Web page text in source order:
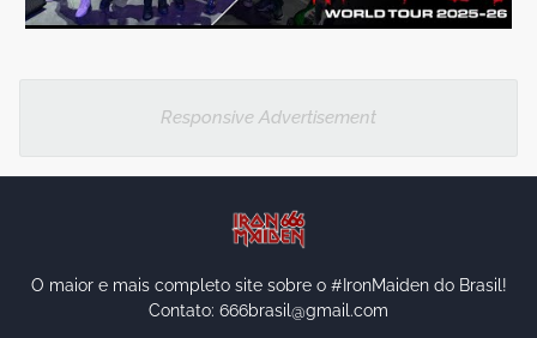
Responsive Advertisement
O maior e mais completo site sobre o #IronMaiden do Brasil!
Contato: 666brasil@gmail.com